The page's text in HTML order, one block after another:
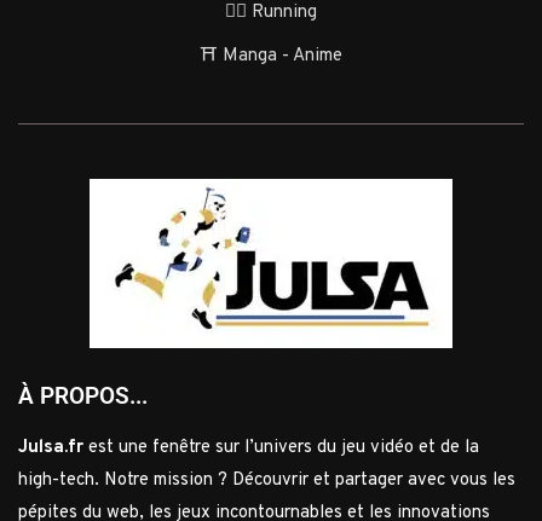
🏃‍♂️ Running
⛩️ Manga - Anime
À PROPOS...
Julsa.fr est une fenêtre sur l’univers du jeu vidéo et de la
high-tech. Notre mission ? Découvrir et partager avec vous les
pépites du web, les jeux incontournables et les innovations